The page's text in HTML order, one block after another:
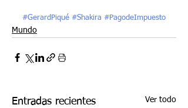
#GerardPiqué #Shakira #PagodeImpuesto
Mundo
Entradas recientes Ver todo